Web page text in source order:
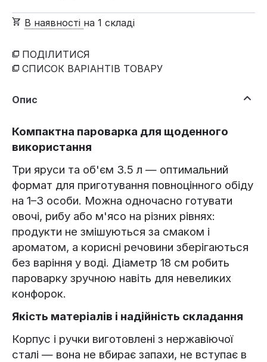
В наявності на 1 складі
ПОДІЛИТИСЯ
СПИСОК ВАРІАНТІВ ТОВАРУ
Опис
Компактна пароварка для щоденного
використання
Три яруси та об'єм 3.5 л — оптимальний
формат для приготування повноцінного обіду
на 1–3 особи. Можна одночасно готувати
овочі, рибу або м'ясо на різних рівнях:
продукти не змішуються за смаком і
ароматом, а корисні речовини зберігаються
без варіння у воді. Діаметр 18 см робить
пароварку зручною навіть для невеликих
конфорок.
Якість матеріалів і надійність складання
Корпус і ручки виготовлені з нержавіючої
сталі — вона не вбирає запахи, не вступає в